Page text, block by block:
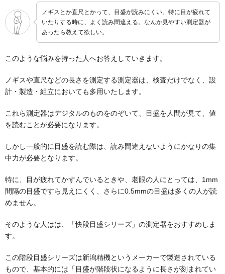
ノギスとか直尺とかって、目盛が読みにくい。特に目が疲れて
いたりする時に、よく読み間違える。なんか見やすい測定器が
あったら教えて欲しい。
このような悩みを持った人へお答えしていきます。
ノギスや直尺などの長さを測定する測定器は、検査だけでなく、設
計・製造・組立においても多用いたします。
これら測定器はデジタルのものをのぞいて、目盛を人間が見て、値
を読むことが必要になります。
しかし一般的に目盛を読む際は、読み間違えないようにかなりの集
中力が必要となります。
特に、目が疲れてかすんでいるときや、老眼の人にとっては、1mm
間隔の目盛ですら見えにくく、さらに0.5mmの目盛は多くの人が読
めません。
そのような人はは、「快段目盛シリーズ」の測定器をおすすめしま
す。
この階段目盛シリーズは新潟精機というメーカーで製造されている
もので、基本的には「目盛が階段状になるように長さが刻まれてい